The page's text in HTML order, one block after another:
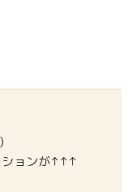
ションが↑↑↑